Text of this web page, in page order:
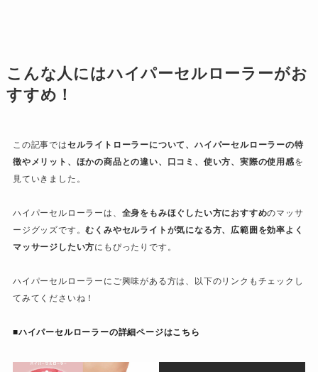
こんな人にはハイパーセルローラーがお
すすめ！
この記事ではセルライトローラーについて、ハイパーセルローラーの特
徴やメリット、ほかの商品との違い、口コミ、使い方、実際の使用感を
見ていきました。
ハイパーセルローラーは、 全身をもみほぐしたい方におすすめのマッサ
ージグッズです。むくみやセルライトが気になる方、広範囲を効率よく
マッサージしたい方にもぴったりです。
ハイパーセルローラーにご興味がある方は、以下のリンクもチェックし
てみてくださいね！
■ハイパーセルローラーの詳細ページはこちら